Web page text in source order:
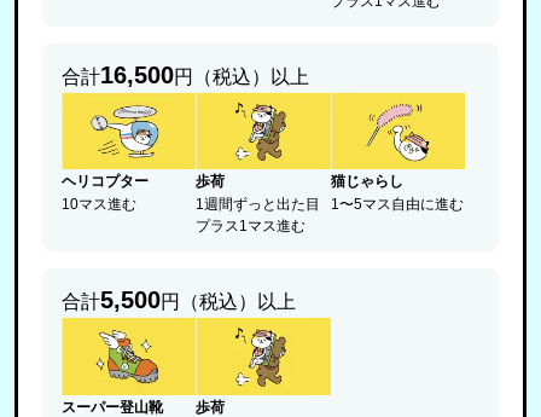
合計16,500円（税込）以上
ヘリコプター
10マス進む
歩荷
1週間ずっと出た目
プラス1マス進む
猫じゃらし
1〜5マス自由に進む
合計5,500円（税込）以上
スーパー登山靴
歩荷